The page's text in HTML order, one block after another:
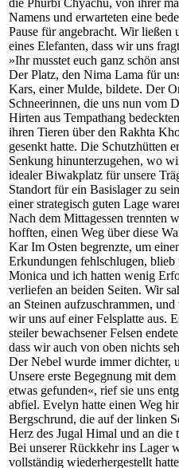
Namens und erwarteten eine
Pause für angebracht. Wir
eines Elefanten, dass wir uns
»Ihr musstet euch ganz schön
Der Platz, den Nima Lama für
Kars, einer Mulde, bildete. Der
Schneerinnen, die uns nun vom
Hirten aus Tempathang
ihren Tieren über den Rakhta
gesenkt hatte. Die Schutzhütten
Senkung hinunterzugehen, wo
idealer Biwakplatz für unsere
Standort für ein Basislager zu
einer strategisch guten Lage
Nach dem Mittagessen trennten
hofften, einen Weg über diese
Kar Im Osten begrenzte, um
Erkundungen fehlschlugen, blieb
Monica und ich hatten wenig
verliefen an beiden Seiten. Wir
an Steinen aufzuschrammen,
wir uns auf einer Felsplatte aus.
steiler bewachsener Felsen
dass wir auch von oben nichts
Der Nebel wurde immer dichter,
Unsere erste Begegnung mit
etwas gefunden«, rief sie uns
abfiel. Evelyn hatte einen Weg
Bergschrund, die auf der linken
Herz des Jugal Himal und an die
Bei unserer Rückkehr ins Lager
vollständig wiederhergestellt